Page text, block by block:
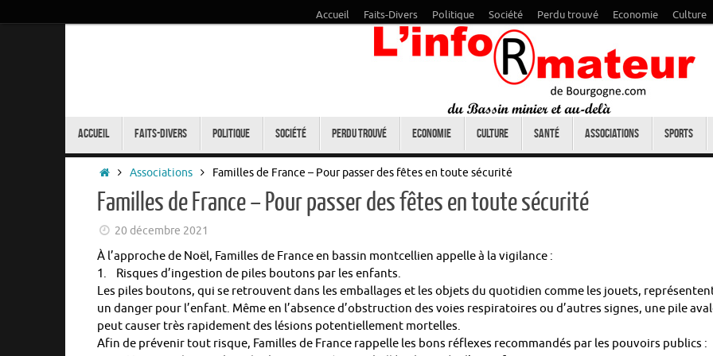
Accueil Faits-Divers Politique Société Perdu trouvé Economie Culture
Accueil Faits-Divers Politique Société Perdu trouvé Economie Culture Santé Associations Sports
Accueil
Associations Familles de France – Pour passer des fêtes en toute sécurité
Familles de France – Pour passer des fêtes en toute sécurité
20 décembre 2021
À l’approche de Noël, Familles de France en bassin montcellien appelle à la vigilance :
1. Risques d’ingestion de piles boutons par les enfants.
Les piles boutons, qui se retrouvent dans les emballages et les objets du quotidien comme les jouets,
un danger pour l’enfant. Même en l’absence d’obstruction des voies respiratoires ou d’autres signes, une pile
peut causer très rapidement des lésions potentiellement mortelles.
Afin de prévenir tout risque, Familles de France rappelle les bons réflexes recommandés par les pouvoirs publics :